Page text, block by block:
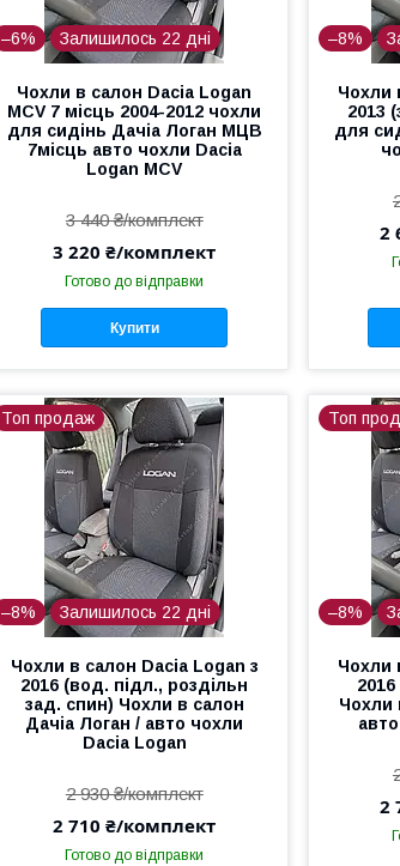
–6% Залишилось 22 дні
Чохли в салон Dacia Logan
MCV 7 місць 2004-2012 чохли
для сидінь Дачіа Логан МЦВ
7місць авто чохли Dacia
Logan MCV
3 440 ₴/комплект
3 220 ₴/комплект
Готово до відправки
Купити
–8%
Чохли
2013
для
2
Топ продаж
–8% Залишилось 22 дні
Чохли в салон Dacia Logan з
2016 (вод. підл., роздільн
зад. спин) Чохли в салон
Дачіа Логан / авто чохли
Dacia Logan
2 930 ₴/комплект
2 710 ₴/комплект
Готово до відправки
Топ
–8%
Чохли
Чохли
2